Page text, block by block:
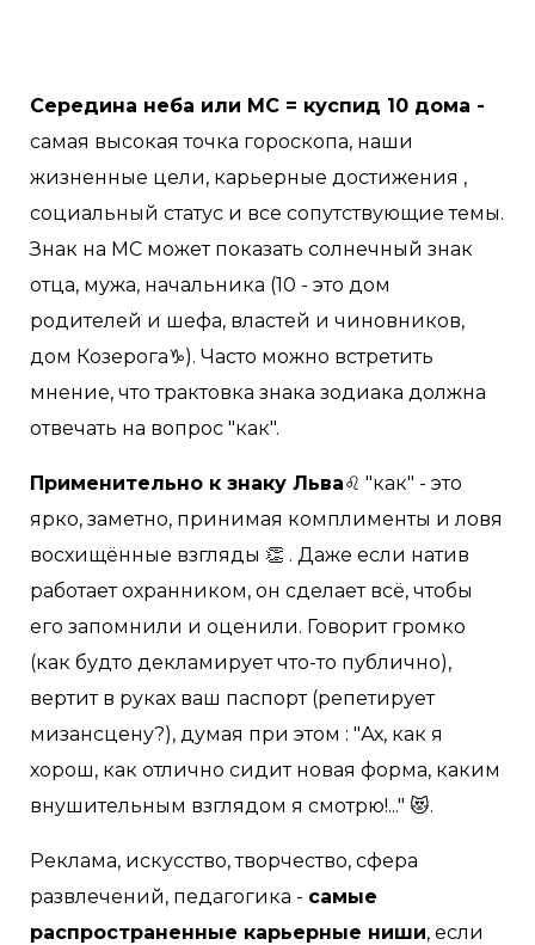
Середина неба или МС = куспид 10 дома -
самая высокая точка гороскопа, наши
жизненные цели, карьерные достижения ,
социальный статус и все сопутствующие темы.
Знак на МС может показать солнечный знак
отца, мужа, начальника (10 - это дом
родителей и шефа, властей и чиновников,
дом Козерога♑️). Часто можно встретить
мнение, что трактовка знака зодиака должна
отвечать на вопрос "как".
Применительно к знаку Льва♌️ "как" - это
ярко, заметно, принимая комплименты и ловя
восхищённые взгляды 👏 . Даже если натив
работает охранником, он сделает всё, чтобы
его запомнили и оценили. Говорит громко
(как будто декламирует что-то публично),
вертит в руках ваш паспорт (репетирует
мизансцену?), думая при этом : "Ах, как я
хорош, как отлично сидит новая форма, каким
внушительным взглядом я смотрю!..." 😻.
Реклама, искусство, творчество, сфера
развлечений, педагогика - самые
распространенные карьерные ниши, если